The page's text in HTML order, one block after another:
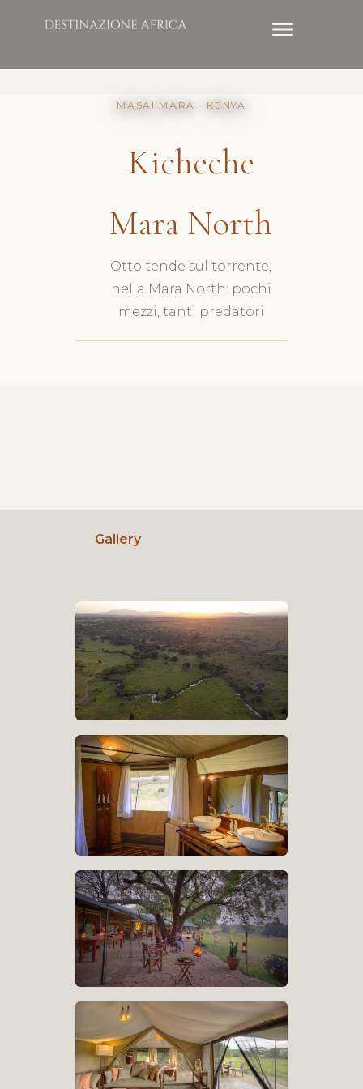
MASAI MARA · KENYA
Kicheche
Mara North
Otto tende sul torrente,
nella Mara North: pochi
mezzi, tanti predatori
Gallery